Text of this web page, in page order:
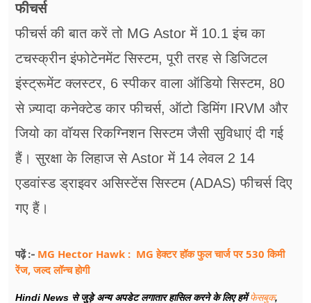
फीचर्स
फीचर्स की बात करें तो MG Astor में 10.1 इंच का
टचस्क्रीन इंफोटेनमेंट सिस्टम, पूरी तरह से डिजिटल
इंस्ट्रूमेंट क्लस्टर, 6 स्पीकर वाला ऑडियो सिस्टम, 80
से ज़्यादा कनेक्टेड कार फीचर्स, ऑटो डिमिंग IRVM और
जियो का वॉयस रिकग्निशन सिस्टम जैसी सुविधाएं दी गई
हैं। सुरक्षा के लिहाज से Astor में 14 लेवल 2 14
एडवांस्ड ड्राइवर असिस्टेंस सिस्टम (ADAS) फीचर्स दिए
गए हैं।
पढ़ें :- MG Hector Hawk : MG हेक्टर हॉक फुल चार्ज पर 530 किमी
रेंज, जल्द लॉन्च होगी
Hindi News से जुड़े अन्य अपडेट लगातार हासिल करने के लिए हमेंफेसबुक,